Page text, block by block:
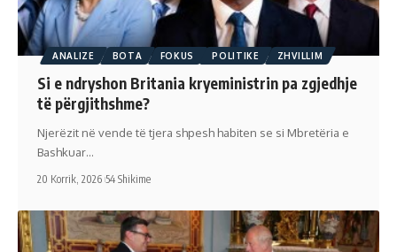
ANALIZE BOTA FOKUS POLITIKE ZHVILLIM
Si e ndryshon Britania kryeministrin pa zgjedhje
të përgjithshme?
Njerëzit në vende të tjera shpesh habiten se si Mbretëria e
Bashkuar…
20 Korrik, 2026 54 Shikime